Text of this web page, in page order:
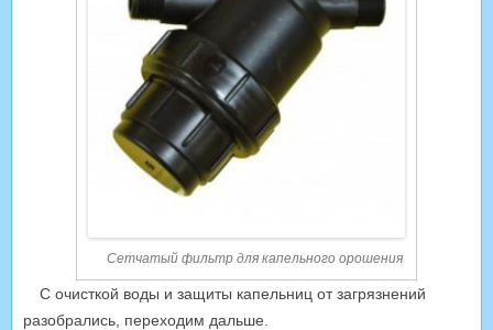
Сетчатый фильтр для капельного орошения
С очисткой воды и защиты капельниц от загрязнений
разобрались, переходим дальше.